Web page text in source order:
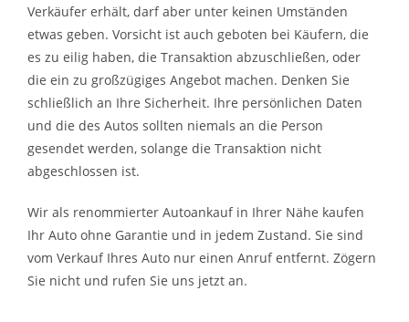
Verkäufer erhält, darf aber unter keinen Umständen
etwas geben. Vorsicht ist auch geboten bei Käufern, die
es zu eilig haben, die Transaktion abzuschließen, oder
die ein zu großzügiges Angebot machen. Denken Sie
schließlich an Ihre Sicherheit. Ihre persönlichen Daten
und die des Autos sollten niemals an die Person
gesendet werden, solange die Transaktion nicht
abgeschlossen ist.
Wir als renommierter Autoankauf in Ihrer Nähe kaufen
Ihr Auto ohne Garantie und in jedem Zustand. Sie sind
vom Verkauf Ihres Auto nur einen Anruf entfernt. Zögern
Sie nicht und rufen Sie uns jetzt an.